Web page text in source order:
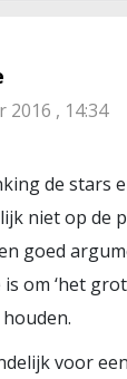
2016 , 14:34
de stars
niet op de
goed
is om ‘het
voor